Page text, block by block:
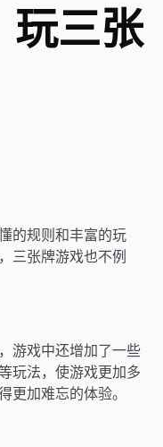
玩三张
的规则和丰富的玩
三张牌游戏也不例
游戏中还增加了一些
玩法，使游戏更加多
加难忘的体验。